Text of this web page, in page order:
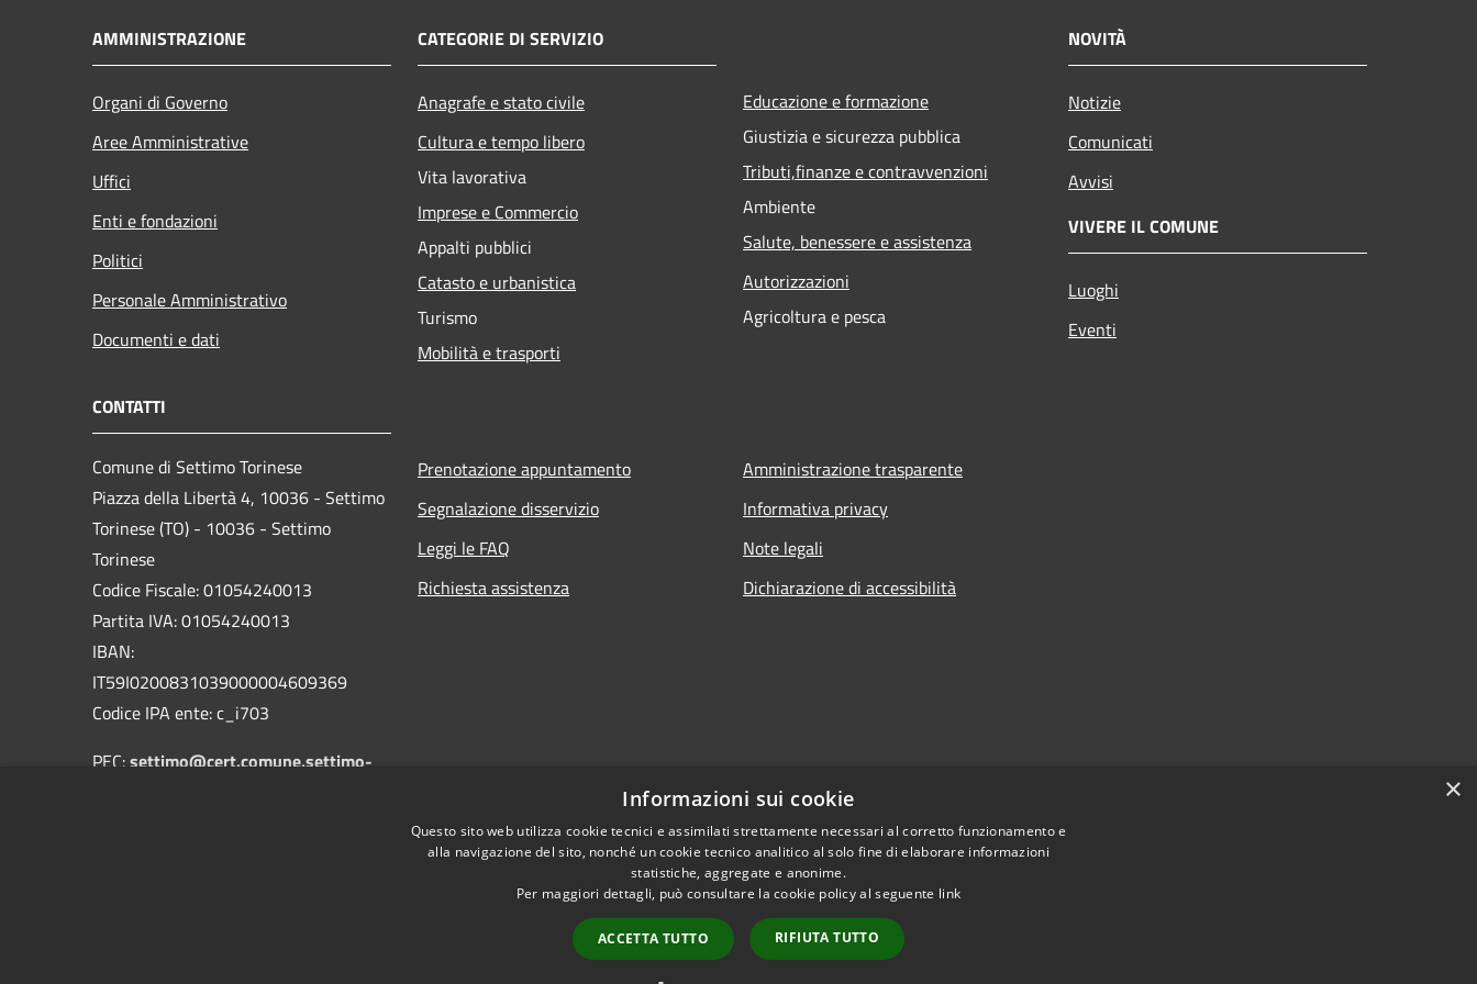
AMMINISTRAZIONE
Organi di Governo
Aree Amministrative
Uffici
Enti e fondazioni
Politici
Personale Amministrativo
Documenti e dati
CATEGORIE DI SERVIZIO
Anagrafe e stato civile
Cultura e tempo libero
Vita lavorativa
Imprese e Commercio
Appalti pubblici
Catasto e urbanistica
Turismo
Mobilità e trasporti
Educazione e formazione
Giustizia e sicurezza pubblica
Tributi,finanze e contravvenzioni
Ambiente
Salute, benessere e assistenza
Autorizzazioni
Agricoltura e pesca
NOVITÀ
Notizie
Comunicati
Avvisi
VIVERE IL COMUNE
Luoghi
Eventi
CONTATTI
Comune di Settimo Torinese
Piazza della Libertà 4, 10036 - Settimo
Torinese (TO) - 10036 - Settimo
Torinese
Codice Fiscale: 01054240013
Partita IVA: 01054240013
IBAN:
IT59I0200831039000004609369
Codice IPA ente: c_i703
PEC:settimo@cert.comune.settimo-
Prenotazione appuntamento
Segnalazione disservizio
Leggi le FAQ
Richiesta assistenza
Amministrazione trasparente
Informativa privacy
Note legali
Dichiarazione di accessibilità
Copyright © 2026 • Città di Settimo Torinese • Powered by
×
Informazioni sui cookie
Questo sito web utilizza cookie tecnici e assimilati strettamente necessari al corretto funzionamento e
alla navigazione del sito, nonché un cookie tecnico analitico al solo fine di elaborare informazioni
statistiche, aggregate e anonime.
Per maggiori dettagli, può consultare la cookie policy al seguente link
ACCETTA TUTTO RIFIUTA TUTTO